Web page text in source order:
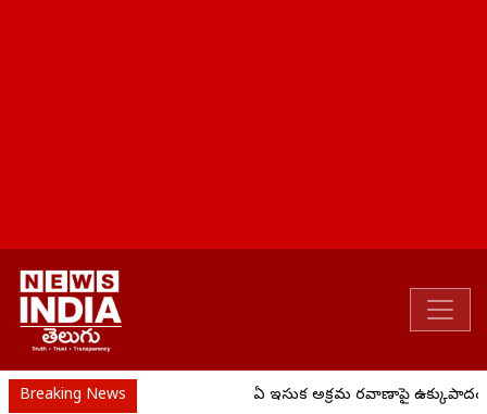
Breaking News ఏపీ ఇసుక అక్రమ రవాణాపై ఉక్కుపాదం..